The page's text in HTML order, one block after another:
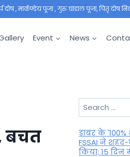
, मार्कण्डेय पूजा , गुरु चांडाल पूजा, पितृ दोष
Event News
बचत
Search
for:
डाबर के '100%
FSSAI ने
किया; 15 दिन